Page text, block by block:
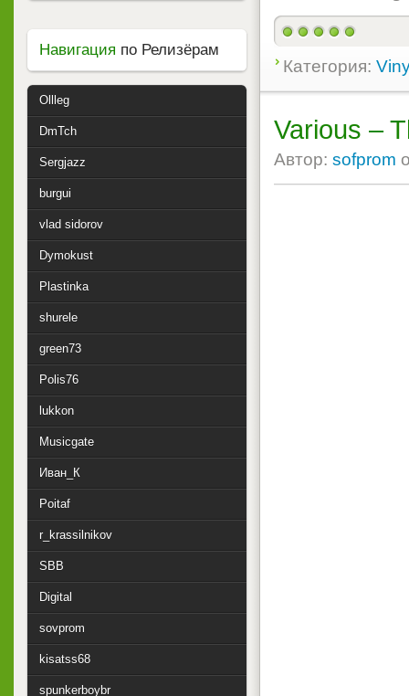
Категория:
Various ‎–
Автор: sofprom
Навигация по Релизёрам
Ollleg
DmTch
Sergjazz
burgui
vlad sidorov
Dymokust
Plastinka
shurele
green73
Polis76
lukkon
Musicgate
Иван_К
Poitaf
r_krassilnikov
SBB
Digital
sovprom
kisatss68
spunkerboybr